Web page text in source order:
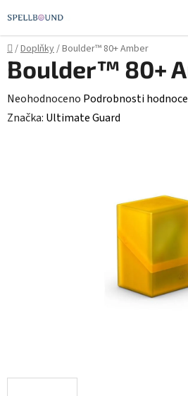
na
obsah
Domů
/Doplňky/Boulder™ 80+ Amber
Boulder™ 80+
Průměrné
hodnocení
Neohodnoceno Podrobnosti
Značka: Ultimate Guard